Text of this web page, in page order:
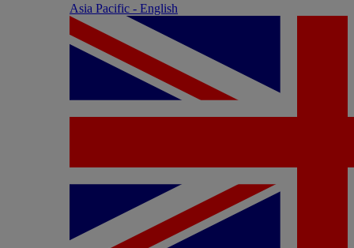
Asia Pacific - English